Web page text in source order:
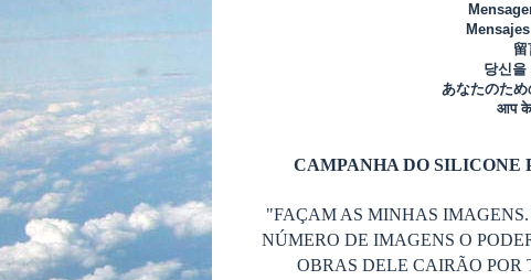
留
당신을
あなたのため
आप के
CAMPANHA DO SILICONE
"FAÇAM AS MINHAS
NÚMERO DE IMAGENS O
OBRAS DELE CAIRÃO POR